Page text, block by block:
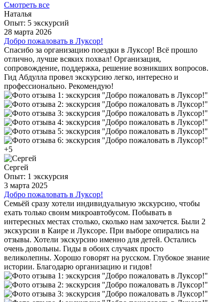
Смотреть все
Наталья
Опыт: 5 экскурсий
28 марта 2026
Добро пожаловать в Луксор!
Спасибо за организацию поездки в Луксор! Всё прошло
отлично, лучше всяких похвал! Организация,
сопровождение, поддержка, решение возникших вопросов.
Гид Абдулла провел экскурсию легко, интересно и
профессионально. Рекомендую!
+5
Сергей
Опыт: 1 экскурсия
3 марта 2025
Добро пожаловать в Луксор!
Семьёй сразу хотели индивидуальную экскурсию, чтобы
ехать только своим микроавтобусом. Побывать в
интересных местах столько, сколько нам захочется. Были 2
экскурсии в Каире и Луксоре. При выборе опирались на
отзывы. Хотели экскурсию именно для детей. Остались
очень довольны. Гиды в обоих случаях просто
великолепны. Хорошо говорят на русском. Глубокое знание
истории. Благодарю организацию и гидов!